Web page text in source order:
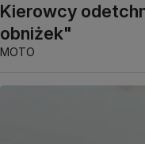
Kierowcy
obniżek"
MOTO